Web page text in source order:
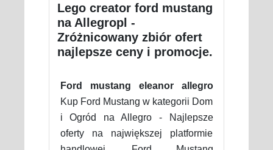
Lego creator ford mustang
na Allegropl -
Zróżnicowany zbiór ofert
najlepsze ceny i promocje.
Ford mustang eleanor allegro
Kup Ford Mustang w kategorii Dom
i Ogród na Allegro - Najlepsze
oferty na największej platformie